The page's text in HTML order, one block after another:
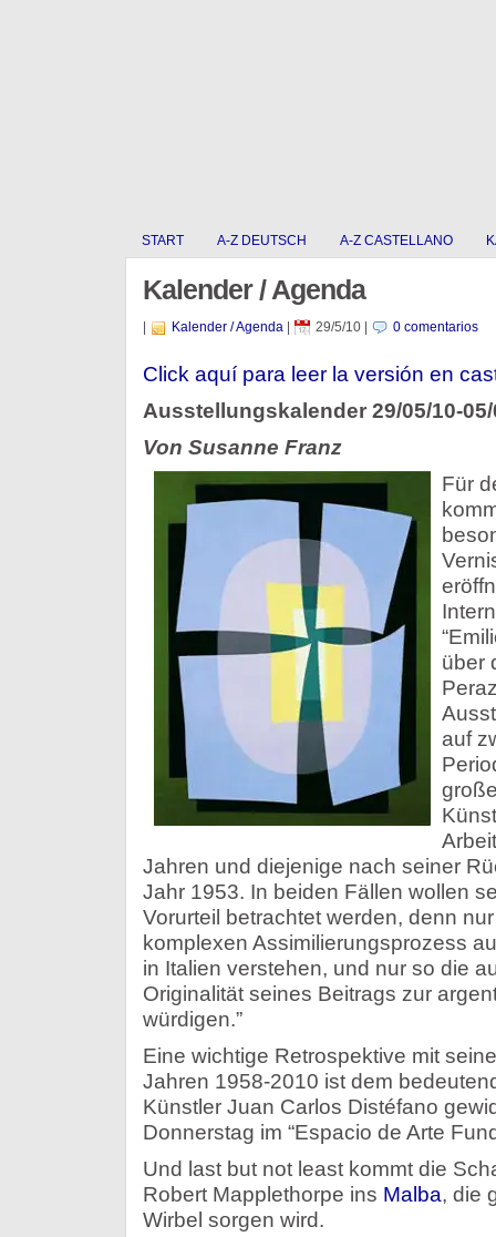
START A-Z DEUTSCH A-Z CASTELLANO
Kalender / Agenda
Kalender / Agenda| 29/5/10| 0 comentarios
Click aquí para leer la versión en
Ausstellungskalender 29/05/10-05/
Von Susanne Franz
Für
über
auf
Jahren und diejenige nach seiner
Jahr 1953. In beiden Fällen wollen
Vorurteil betrachtet werden, denn
komplexen Assimilierungsprozess
in Italien verstehen, und nur so die
Originalität seines Beitrags zur
würdigen.”
Eine wichtige Retrospektive mit
Jahren 1958-2010 ist dem
Künstler Juan Carlos Distéfano
Donnerstag im “Espacio de Arte
Und last but not least kommt die
Robert Mapplethorpe ins Malba, die
Wirbel sorgen wird.